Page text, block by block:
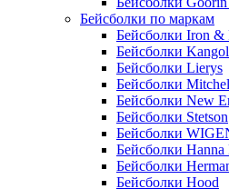
Бейсболки по маркам
Бейсболки Iron &
Бейсболки Kangol
Бейсболки Lierys
Бейсболки
Бейсболки New
Бейсболки Stetson
Бейсболки
Бейсболки Hanna
Бейсболки
Бейсболки Hood